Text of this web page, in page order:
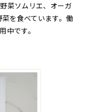
菜ソムリエ、オーガ
を食べています。働
中です。